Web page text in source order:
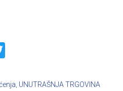
UNUTRAŠNJA TRGOVINA